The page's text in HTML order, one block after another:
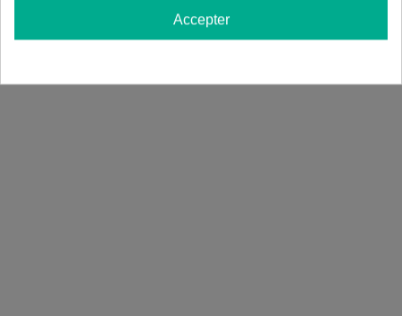
Ajouter au panier
Accepter